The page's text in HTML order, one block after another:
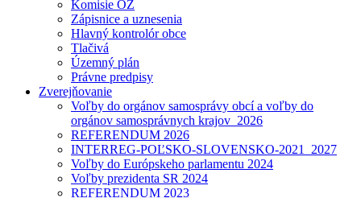
Komisie OZ
Zápisnice a uznesenia
Hlavný kontrolór obce
Tlačivá
Územný plán
Právne predpisy
Zverejňovanie
Voľby do orgánov samosprávy obcí a voľby do
orgánov samosprávnych krajov_2026
REFERENDUM 2026
INTERREG-POĽSKO-SLOVENSKO-2021_2027
Voľby do Európskeho parlamentu 2024
Voľby prezidenta SR 2024
REFERENDUM 2023